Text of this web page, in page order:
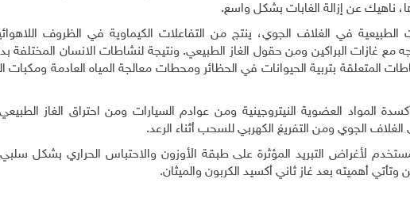
ناهيك عن إزالة الغابات بشكل واسع.
الطبيعية في الغلاف الجوي، ينتج من التفاعلات الكيماوية في الظروف
مع غازات البراكين ومن حقول الغاز الطبيعي. ونتيجة لنشاطات الانسان
المتعلقة بتربية الحيوانات في الحظائر ومحطات معالجة المياه العادمة ومكبات
المواد العضوية النيتروجينية ومن عوادم السيارات ومن احتراق الغاز
الجوي ومن التفريغ الكهربي للسحب أثناء الرعد.
لأغراض التبريد المؤثرة على طبقة الأوزون والاحتباس الحراري بشكل
وتأتي أهميته بعد غاز ثاني أكسيد الكربون والميثان.